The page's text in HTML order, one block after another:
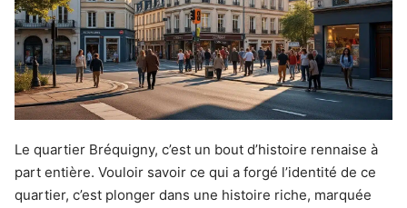
Le quartier Bréquigny, c’est un bout d’histoire rennaise à
part entière. Vouloir savoir ce qui a forgé l’identité de ce
quartier, c’est plonger dans une histoire riche, marquée